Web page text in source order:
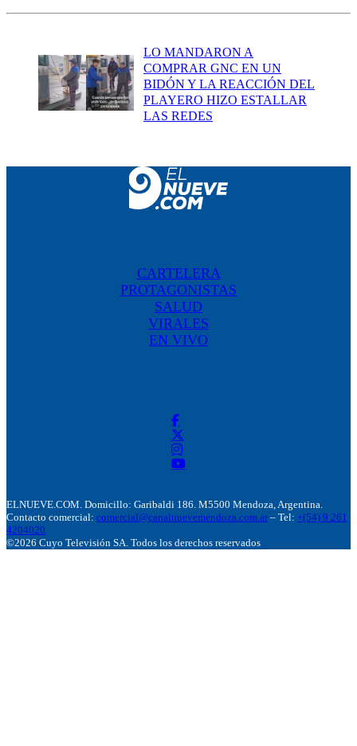
LO MANDARON A
COMPRAR GNC EN UN
BIDÓN Y LA REACCIÓN DEL
PLAYERO HIZO ESTALLAR
LAS REDES
CARTELERA
PROTAGONISTAS
SALUD
VIRALES
EN VIVO
ELNUEVE.COM. Domicillo: Garibaldi 186. M5500 Mendoza, Argentina.
Contacto comercial: comercial@canalnuevemendoza.com.ar – Tel: +(54) 9 261
4204020
©2026 Cuyo Televisión SA. Todos los derechos reservados